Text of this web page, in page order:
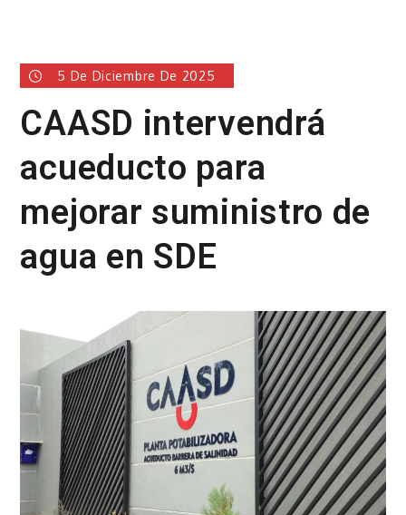
5 De Diciembre De 2025
CAASD intervendrá
acueducto para
mejorar suministro de
agua en SDE